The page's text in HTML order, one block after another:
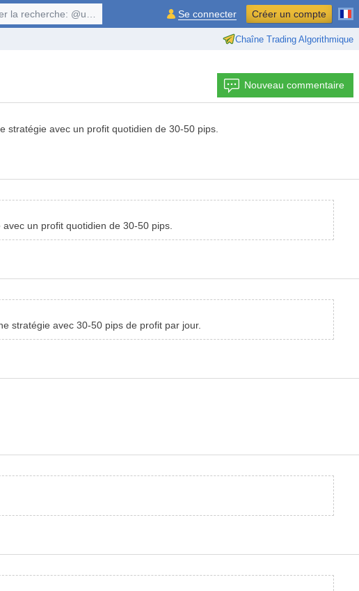
Chaîne Trading Algorithmique
@user, $symbol, ... Se connecter Créer un compte
Nouveau commentaire
stratégie avec un profit quotidien de 30-50 pips.
un profit quotidien de 30-50 pips.
stratégie avec 30-50 pips de profit par jour.